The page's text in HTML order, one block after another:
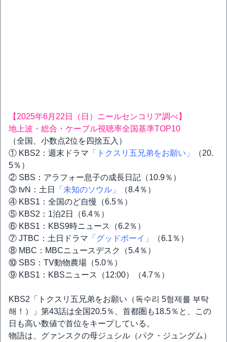
【2025年6月22日（日）ニールセンコリア調べ】
地上波・総合・ケーブル視聴率全国基準TOP10
（全国、小数点2位を四捨五入）
① KBS2：週末ドラマ 「トクスリ五兄弟をお願い」
（20.
5％）
② SBS：アラフォー息子の成長日記（10.9％）
③ tvN：土日
「未知のソウル」
（8.4％）
④ KBS1：全国のど自慢（6.5％）
⑤ KBS2：1泊2日（6.4％）
⑥ KBS1：KBS9時ニュース（6.2％）
⑦ JTBC：土日ドラマ 「グッドボーイ」
（6.1％）
⑧ MBC：MBCニュースデスク（5.4％）
⑩ SBS：TV動物農場（5.0％）
⑨ KBS1：KBSニュース（12:00）（4.7％）
KBS2「トクスリ五兄弟をお願い（독수리 5형제를 부탁
해！）」第43話は全国20.5％、首都圏も18.5％と、この
日も高い数値で首位をキープしている。
物語は、グァンスクの母ジュシル（パク・ジュングム）